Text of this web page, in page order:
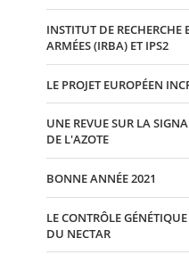
INSTITUT DE
ARMÉES (IRBA) ET IPS2
LE PROJET EUROPÉEN
UNE REVUE SUR LA
DE L'AZOTE
BONNE ANNÉE 2021
LE CONTRÔLE
DU NECTAR